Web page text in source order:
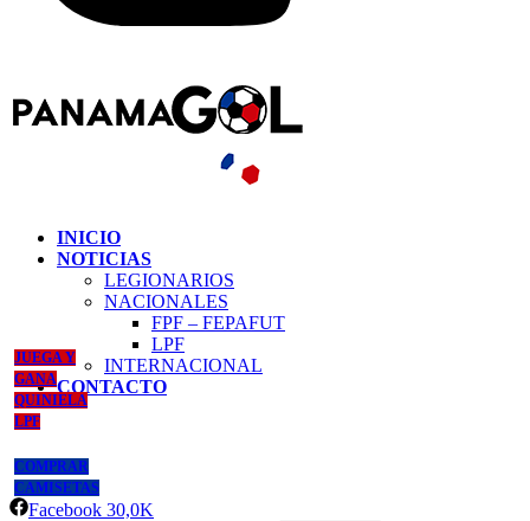
INICIO
NOTICIAS
LEGIONARIOS
NACIONALES
FPF – FEPAFUT
LPF
INTERNACIONAL
CONTACTO
JUEGA Y
GANA
QUINIELA
LPF
COMPRAR
CAMISETAS
Facebook 30,0K